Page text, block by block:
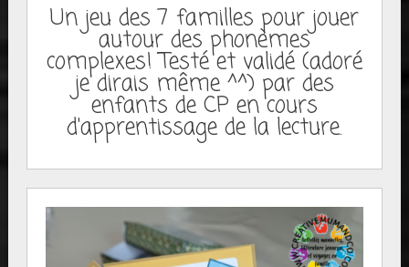
Un jeu des 7 familles pour jouer
autour des phonèmes
complexes! Testé et validé (adoré
je dirais même ^^) par des
enfants de CP en cours
d'apprentissage de la lecture.